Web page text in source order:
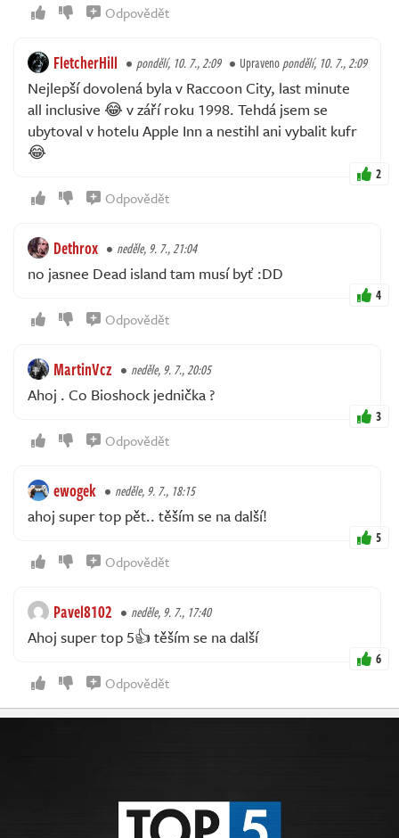
Odpovědět
FletcherHill pondělí, 10. 7., 2:09 Upravenopondělí, 10. 7., 2:09
Nejlepší dovolená byla v Raccoon City, last minute
all inclusive 😂 v září roku 1998. Tehdá jsem se
ubytoval v hotelu Apple Inn a nestihl ani vybalit kufr
😂
2
Odpovědět
Dethrox neděle, 9. 7., 21:04
no jasnee Dead island tam musí byť :DD
4
Odpovědět
MartinVcz neděle, 9. 7., 20:05
Ahoj . Co Bioshock jednička ?
3
Odpovědět
ewogek neděle, 9. 7., 18:15
ahoj super top pět.. těším se na další!
5
Odpovědět
Pavel8102 neděle, 9. 7., 17:40
Ahoj super top 5👍 těším se na další
6
Odpovědět